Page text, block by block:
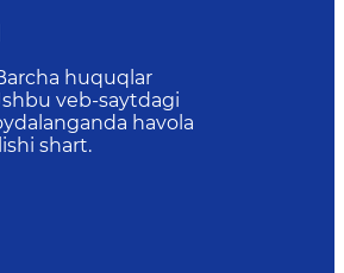
huquqlar
veb-saytdagi
havola
shart.